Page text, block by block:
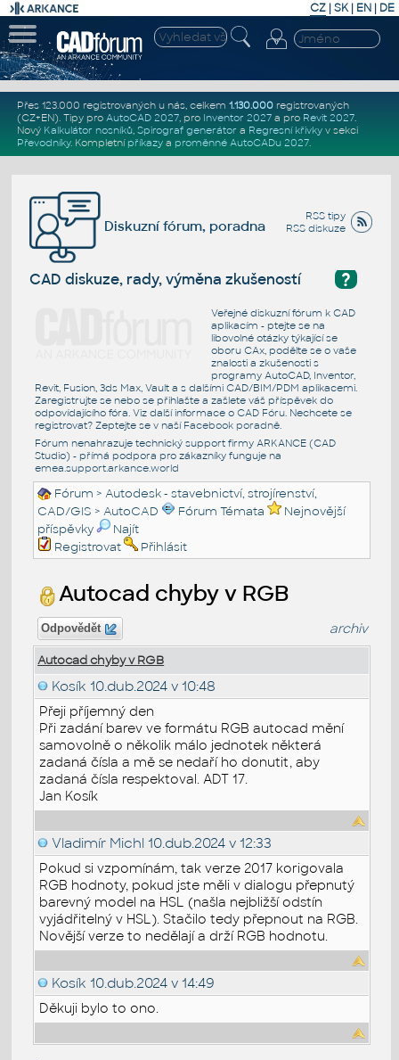
CZ | SK| EN | DE
Přes 123.000 registrovaných u nás, celkem 1.130.000registrovaných
(CZ+EN). Tipy pro AutoCAD 2027, pro Inventor 2027a pro Revit 2027.
Nový Kalkulátor nosníků, Spirograf generátor a Regresní křivkyv sekci
Převodníky. Kompletní příkazya proměnné AutoCADu 2027.
RSS tipy
RSS diskuze
Diskuzní fórum, poradna
?
CAD diskuze, rady, výměna zkušeností
Veřejné diskuzní fórum k CAD
aplikacím - ptejte se na
libovolné otázky týkající se
oboru CAx, podělte se o vaše
znalosti a zkušenosti s
programy AutoCAD, Inventor,
Revit, Fusion, 3ds Max, Vault a s dalšími CAD/BIM/PDM aplikacemi.
Zaregistrujte se nebo se přihlašte a zašlete váš příspěvek do
odpovídajícího fóra. Viz další informace o CAD Fóru. Nechcete se
registrovat? Zeptejte se v naší Facebook poradně.
Fórum nenahrazuje technický support firmy ARKANCE (CAD
Studio) - přímá podpora pro zákazníky funguje na
emea.support.arkance.world
Fórum >Autodesk - stavebnictví, strojírenství,
CAD/GIS >AutoCAD Fórum Témata
Nejnovější
příspěvky
Najít
Registrovat
Přihlásit
Autocad chyby v RGB
Odpovědět archiv
Autocad chyby v RGB
Kosík 10.dub.2024 v 10:48
Přeji příjemný den
Při zadání barev ve formátu RGB autocad mění
samovolně o několik málo jednotek některá
zadaná čísla a mě se nedaří ho donutit, aby
zadaná čísla respektoval. ADT 17.
Jan Kosík
Vladimír Michl 10.dub.2024 v 12:33
Pokud si vzpomínám, tak verze 2017 korigovala
RGB hodnoty, pokud jste měli v dialogu přepnutý
barevný model na HSL (našla nejbližší odstín
vyjádřitelný v HSL). Stačilo tedy přepnout na RGB.
Novější verze to nedělají a drží RGB hodnotu.
Kosík 10.dub.2024 v 14:49
Děkuji bylo to ono.